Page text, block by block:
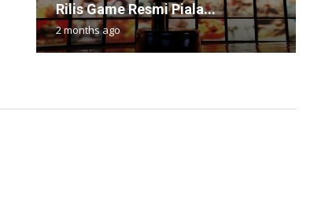
Rilis Game Resmi Piala...
2 months ago